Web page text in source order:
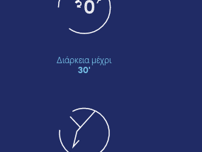
Διάρκεια μέχρι
30'